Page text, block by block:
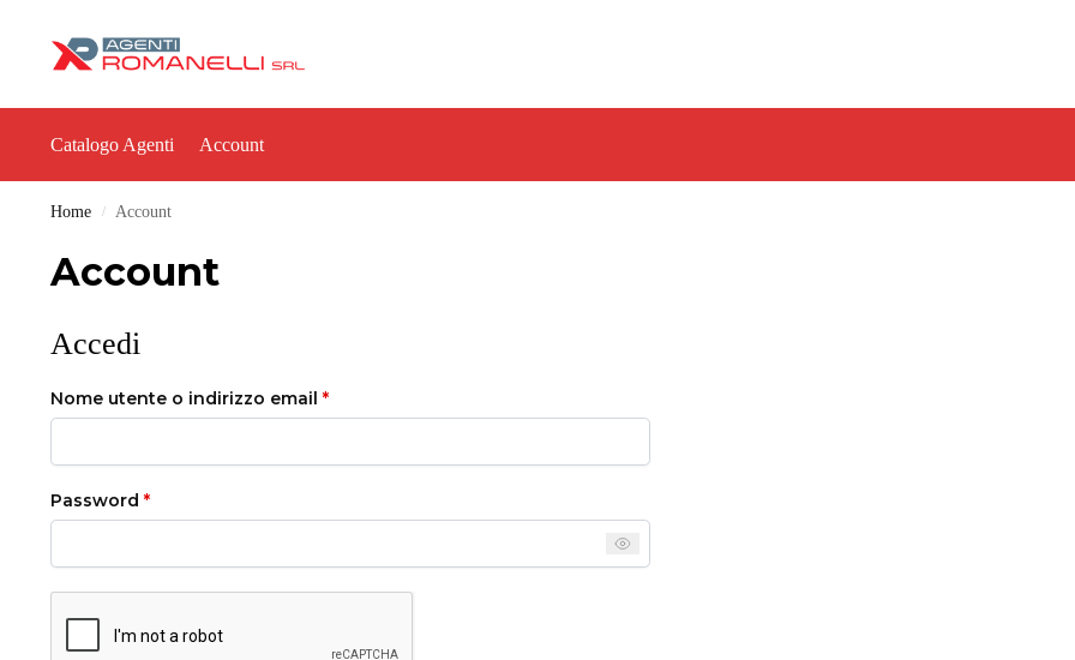
Catalogo Agenti Account
Home / Account
Account
Accedi
Nome utente o indirizzo email *
Password *